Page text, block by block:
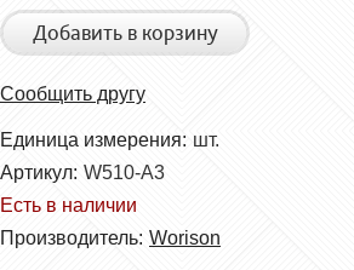
Добавить в корзину
Сообщить другу
Единица измерения: шт.
Артикул: W510-А3
Есть в наличии
Производитель: Worison